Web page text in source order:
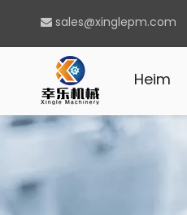
 sales@xinglepm.com
Heim